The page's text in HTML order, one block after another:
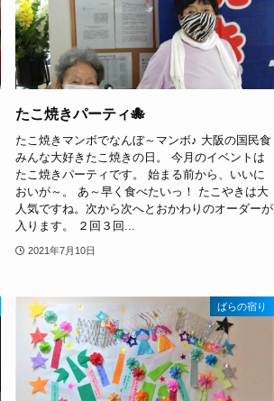
たこ焼きパーティ🐙
たこ焼きマンボでなんぼ～マンボ♪ 大阪の国民食
みんな大好きたこ焼きの日。 今月のイベントは
たこ焼きパーティです。 始まる前から、いいに
おいが～。 あ～早く食べたいっ！ たこやきは大
人気ですね。次から次へとおかわりのオーダーが
入ります。 ２回３回...
2021年7月10日
ばらの宿り